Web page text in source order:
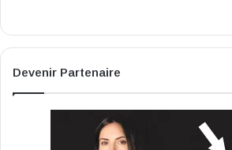
Devenir Partenaire